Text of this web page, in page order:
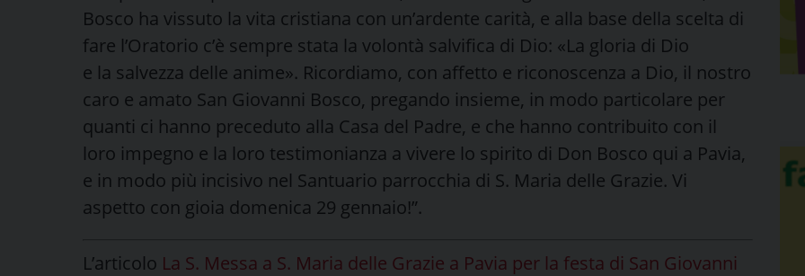
Bosco ha vissuto la vita cristiana con un’ardente carità, e alla base della scelta di
fare l’Oratorio c’è sempre stata la volontà salvifica di Dio: «La gloria di Dio
e la salvezza delle anime». Ricordiamo, con affetto e riconoscenza a Dio, il nostro
caro e amato San Giovanni Bosco, pregando insieme, in modo particolare per
quanti ci hanno preceduto alla Casa del Padre, e che hanno contribuito con il
loro impegno e la loro testimonianza a vivere lo spirito di Don Bosco qui a Pavia,
e in modo più incisivo nel Santuario parrocchia di S. Maria delle Grazie. Vi
aspetto con gioia domenica 29 gennaio!”.
L’articolo La S. Messa a S. Maria delle Grazie a Pavia per la festa di San Giovanni